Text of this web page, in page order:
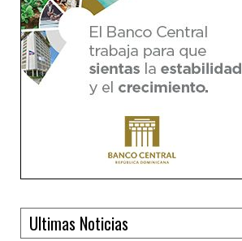
Ultimas Noticias